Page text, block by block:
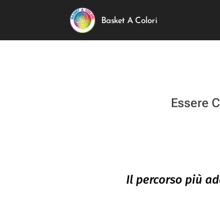
Basket A Colori
Essere
Il percorso più